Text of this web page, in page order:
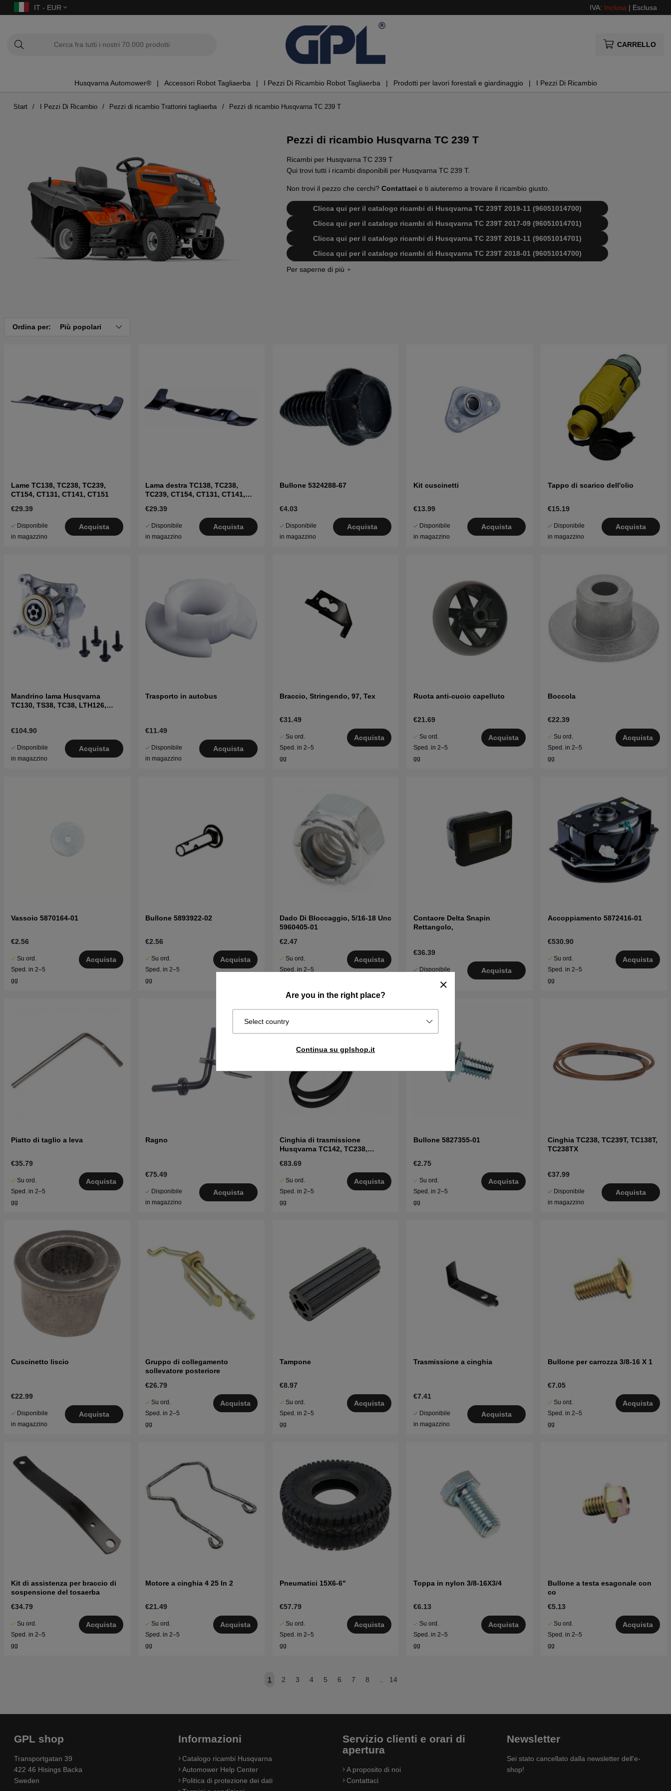
IT - EUR IVA: Inclusa | Esclusa
CARRELLO
Husqvarna Automower® Accessori Robot Tagliaerba I Pezzi Di Ricambio Robot Tagliaerba Prodotti per lavori forestali e giardinaggio I Pezzi Di Ricambio
Are you in the right place?
Select country
Continua su gplshop.it
Start I Pezzi Di Ricambio Pezzi di ricambio Trattorini tagliaerba Pezzi di ricambio Husqvarna TC 239 T
Pezzi di ricambio Husqvarna TC 239 T
Ricambi per Husqvarna TC 239 T
Qui trovi tutti i ricambi disponibili per Husqvarna TC 239 T.
Non trovi il pezzo che cerchi? Contattaci e ti aiuteremo a trovare il ricambio giusto.
Clicca qui per il catalogo ricambi di Husqvarna TC 239T 2019-11 (96051014700)
Clicca qui per il catalogo ricambi di Husqvarna TC 239T 2017-09 (96051014701)
Clicca qui per il catalogo ricambi di Husqvarna TC 239T 2019-11 (96051014701)
Clicca qui per il catalogo ricambi di Husqvarna TC 239T 2018-01 (96051014700)
Clicca qui per il catalogo ricambi di Husqvarna TC 239T 2018-10 (96051018200)
Ordina per: Più popolari
Lame TC138, TC238, TC239,
CT154, CT131, CT141, CT151
€29.39
Disponibile
in magazzino
Acquista
Lama destra TC138, TC238,
TC239, CT154, CT131, CT141,
€29.39
Disponibile
in magazzino
Acquista
Bullone 5324288-67
€4.03
Disponibile
in magazzino
Acquista
Kit cuscinetti
€13.99
Disponibile
in magazzino
Acquista
Tappo di scarico dell'olio
€15.19
Disponibile
in magazzino
Acquista
Mandrino lama Husqvarna
TC130, TS38, TC38, LTH126,
€104.90
Disponibile
in magazzino
Acquista
Trasporto in autobus
€11.49
Disponibile
in magazzino
Acquista
Braccio, Stringendo, 97, Tex
€31.49
Su ord.
Sped. in 2–5
gg
Acquista
Ruota anti-cuoio capelluto
€21.69
Su ord.
Sped. in 2–5
gg
Acquista
Boccola
€22.39
Su ord.
Sped. in 2–5
gg
Acquista
Vassoio 5870164-01
€2.56
Su ord.
Sped. in 2–5
gg
Acquista
Bullone 5893922-02
€2.56
Su ord.
Sped. in 2–5
gg
Acquista
Dado Di Bloccaggio, 5/16-18 Unc
5960405-01
€2.47
Su ord.
Sped. in 2–5
Acquista
Contaore Delta Snapin
Rettangolo,
€36.39
Disponibile
in magazzino
Acquista
Accoppiamento 5872416-01
€530.90
Su ord.
Sped. in 2–5
gg
Acquista
Piatto di taglio a leva
€35.79
Su ord.
Sped. in 2–5
gg
Acquista
Ragno
€75.49
Disponibile
in magazzino
Acquista
Cinghia di trasmissione
Husqvarna TC142, TC238,
€83.69
Su ord.
Sped. in 2–5
gg
Acquista
Bullone 5827355-01
€2.75
Su ord.
Sped. in 2–5
gg
Acquista
Cinghia TC238, TC239T, TC138T,
TC238TX
€37.99
Disponibile
in magazzino
Acquista
Cuscinetto liscio
€22.99
Disponibile
in magazzino
Acquista
Gruppo di collegamento
sollevatore posteriore
€26.79
Su ord.
Sped. in 2–5
gg
Acquista
Tampone
€8.97
Su ord.
Sped. in 2–5
gg
Acquista
Trasmissione a cinghia
€7.41
Disponibile
in magazzino
Acquista
Bullone per carrozza 3/8-16 X 1
€7.05
Su ord.
Sped. in 2–5
gg
Acquista
Kit di assistenza per braccio di
sospensione del tosaerba
€34.79
Su ord.
Sped. in 2–5
gg
Acquista
Motore a cinghia 4 25 In 2
€21.49
Su ord.
Sped. in 2–5
gg
Acquista
Pneumatici 15X6-6"
€57.79
Su ord.
Sped. in 2–5
gg
Acquista
Toppa in nylon 3/8-16X3/4
€6.13
Su ord.
Sped. in 2–5
gg
Acquista
Bullone a testa esagonale con
co
€5.13
Su ord.
Sped. in 2–5
gg
Acquista
1 2 3 4 5 6 7 8 .. 14
GPL shop
Transportgatan 39
422 46 Hisings Backa
Sweden
Informazioni
Catalogo ricambi Husqvarna
Automower Help Center
Politica di protezione dei dati
Servizio clienti e orari di
apertura
A proposito di noi
Contattaci
Newsletter
Sei stato cancellato dalla newsletter dell'e-
shop!